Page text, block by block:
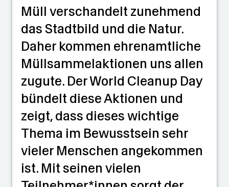
Müll verschandelt zunehmend
das Stadtbild und die Natur.
Daher kommen ehrenamtliche
Müllsammelaktionen uns allen
zugute. Der World Cleanup Day
bündelt diese Aktionen und
zeigt, dass dieses wichtige
Thema im Bewusstsein sehr
vieler Menschen angekommen
ist. Mit seinen vielen